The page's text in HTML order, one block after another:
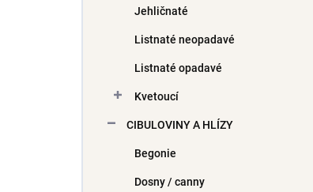
Jehličnaté
Listnaté neopadavé
Listnaté opadavé
Kvetoucí
CIBULOVINY A HLÍZY
Begonie
Dosny / canny